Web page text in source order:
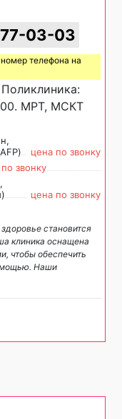
03-03
телефона на
Поликлиника:
МРТ, МСКТ
цена по звонку
звонку
цена по звонку
становится
клиника оснащена
чтобы обеспечить
Наши